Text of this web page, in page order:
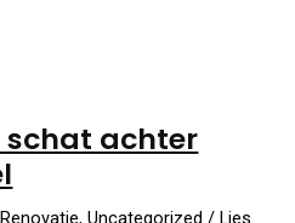
schat achter
Renovatie,Uncategorized /Lies